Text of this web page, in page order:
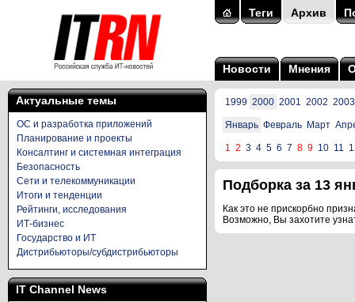
Теги Архив
Новости Мнения
Актуальные темы
ОС и разработка приложений
Планирование и проекты
Консалтинг и системная интеграция
Безопасность
Сети и телекоммуникации
Итоги и тенденции
Рейтинги, исследования
ИТ-бизнес
Государство и ИТ
Дистрибьюторы/субдистрибьюторы
IT Channel News
1999 2000 2001 2002 2003
Январь Февраль Март
1 2 3 4 5 6 7 8 9 10 11
Подборка за 13
Как это не прискорбно
Возможно, Вы захотите